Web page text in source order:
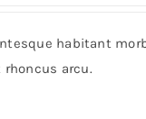
habitant
rhoncus arcu.